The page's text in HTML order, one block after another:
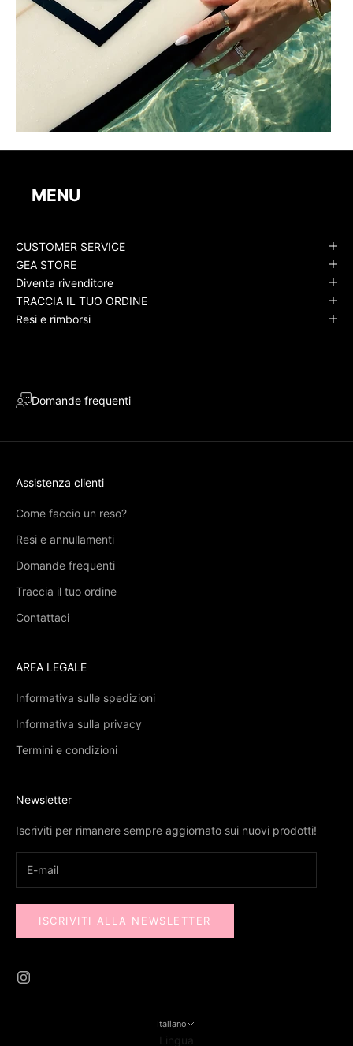
MENU
CUSTOMER SERVICE
GEA STORE
Diventa rivenditore
TRACCIA IL TUO ORDINE
Resi e rimborsi
Domande frequenti
Assistenza clienti
Come faccio un reso?
Resi e annullamenti
Domande frequenti
Traccia il tuo ordine
Contattaci
AREA LEGALE
Informativa sulle spedizioni
Informativa sulla privacy
Termini e condizioni
Newsletter
Iscriviti per rimanere sempre aggiornato sui nuovi prodotti!
ISCRIVITI ALLA NEWSLETTER
Italiano
Lingua